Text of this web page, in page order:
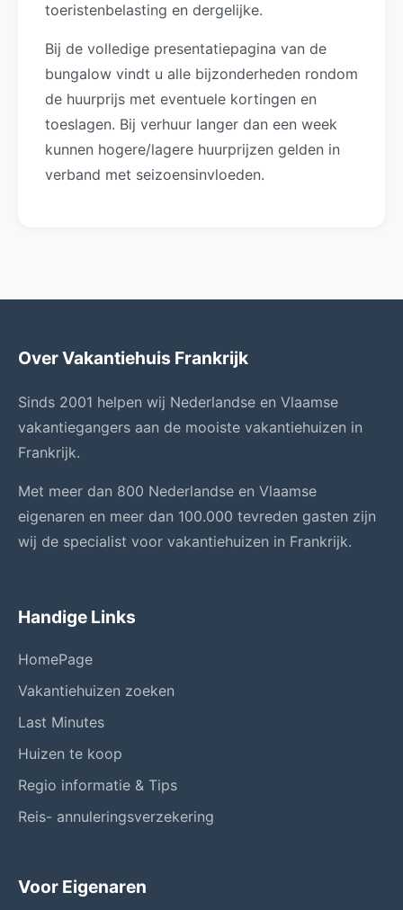
toeristenbelasting en dergelijke.
Bij de volledige presentatiepagina van de
bungalow vindt u alle bijzonderheden rondom
de huurprijs met eventuele kortingen en
toeslagen. Bij verhuur langer dan een week
kunnen hogere/lagere huurprijzen gelden in
verband met seizoensinvloeden.
Over Vakantiehuis Frankrijk
Sinds 2001 helpen wij Nederlandse en Vlaamse
vakantiegangers aan de mooiste vakantiehuizen in
Frankrijk.
Met meer dan 800 Nederlandse en Vlaamse
eigenaren en meer dan 100.000 tevreden gasten zijn
wij de specialist voor vakantiehuizen in Frankrijk.
Handige Links
HomePage
Vakantiehuizen zoeken
Last Minutes
Huizen te koop
Regio informatie & Tips
Reis- annuleringsverzekering
Voor Eigenaren